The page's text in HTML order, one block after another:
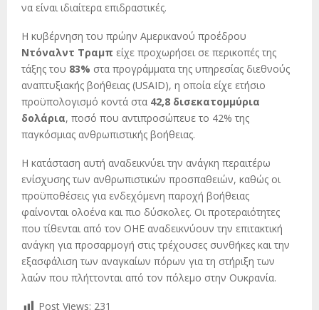
να είναι ιδιαίτερα επιδραστικές.
Η κυβέρνηση του πρώην Αμερικανού προέδρου
Ντόναλντ Τραμπ είχε προχωρήσει σε περικοπές της
τάξης του 83% στα προγράμματα της υπηρεσίας διεθνούς
αναπτυξιακής βοήθειας (USAID), η οποία είχε ετήσιο
προϋπολογισμό κοντά στα 42,8 δισεκατομμύρια
δολάρια, ποσό που αντιπροσώπευε το 42% της
παγκόσμιας ανθρωπιστικής βοήθειας.
Η κατάσταση αυτή αναδεικνύει την ανάγκη περαιτέρω
ενίσχυσης των ανθρωπιστικών προσπαθειών, καθώς οι
προϋποθέσεις για ενδεχόμενη παροχή βοήθειας
φαίνονται ολοένα και πιο δύσκολες. Οι προτεραιότητες
που τίθενται από τον ΟΗΕ αναδεικνύουν την επιτακτική
ανάγκη για προσαρμογή στις τρέχουσες συνθήκες και την
εξασφάλιση των αναγκαίων πόρων για τη στήριξη των
λαών που πλήττονται από τον πόλεμο στην Ουκρανία.
Post Views: 231